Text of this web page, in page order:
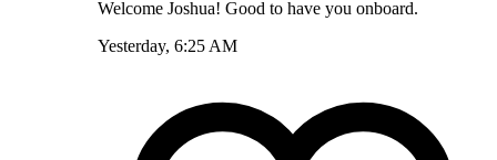
Welcome Joshua! Good to have you onboard.
Yesterday, 6:25 AM